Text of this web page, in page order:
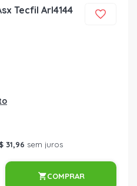
Tecfil Arl4144
31,96 sem juros
COMPRAR